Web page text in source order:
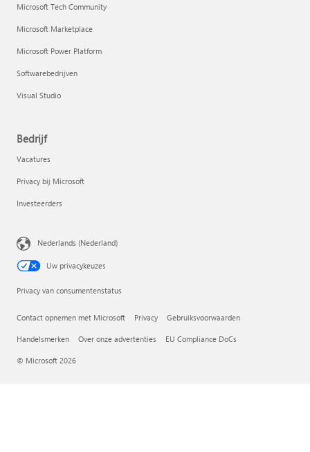
Microsoft Tech Community
Microsoft Marketplace
Microsoft Power Platform
Softwarebedrijven
Visual Studio
Bedrijf
Vacatures
Privacy bij Microsoft
Investeerders
Nederlands (Nederland)
Uw privacykeuzes
Privacy van consumentenstatus
Contact opnemen met Microsoft Privacy Gebruiksvoorwaarden
Handelsmerken Over onze advertenties EU Compliance DoCs
© Microsoft 2026